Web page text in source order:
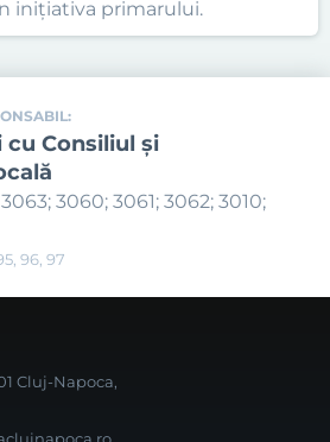
inițiativa primarului.
cu Consiliul şi
3060; 3061; 3062; 3010;
96, 97
Cluj-Napoca,